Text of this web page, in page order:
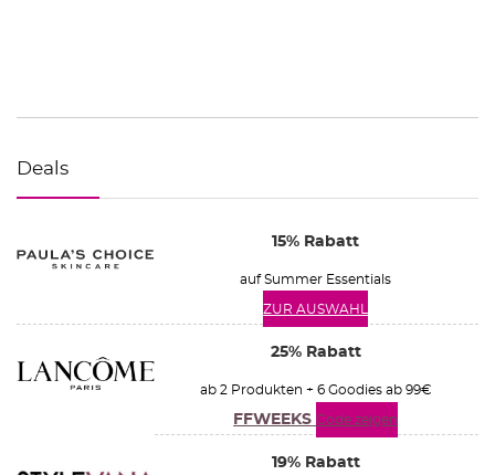
Deals
15% Rabatt
auf Summer Essentials
ZUR AUSWAHL
25% Rabatt
ab 2 Produkten + 6 Goodies ab 99€
FFWEEKS Code zeigen
19% Rabatt